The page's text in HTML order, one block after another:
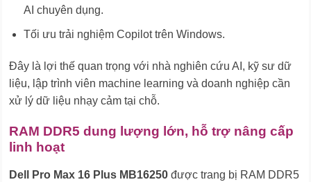
AI chuyên dụng.
Tối ưu trải nghiệm Copilot trên Windows.
Đây là lợi thế quan trọng với nhà nghiên cứu AI, kỹ sư dữ
liệu, lập trình viên machine learning và doanh nghiệp cần
xử lý dữ liệu nhạy cảm tại chỗ.
RAM DDR5 dung lượng lớn, hỗ trợ nâng cấp
linh hoạt
Dell Pro Max 16 Plus MB16250 được trang bị RAM DDR5